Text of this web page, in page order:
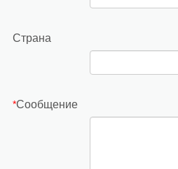
Страна
*Сообщение